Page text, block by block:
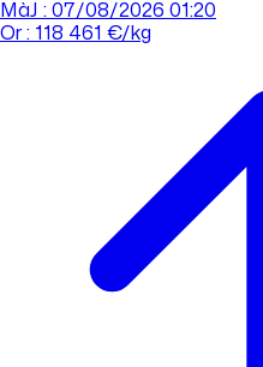
MàJ : 07/08/2026 01:20
Or : 118 461 €/kg